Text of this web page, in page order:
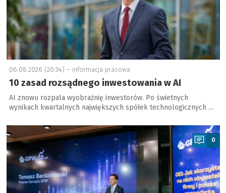
06.08.2026 (20:34) – informacja prasowa
10 zasad rozsądnego inwestowania w AI
AI znowu rozpala wyobraźnię inwestorów. Po świetnych
wynikach kwartalnych największych spółek technologicznych …
a
0